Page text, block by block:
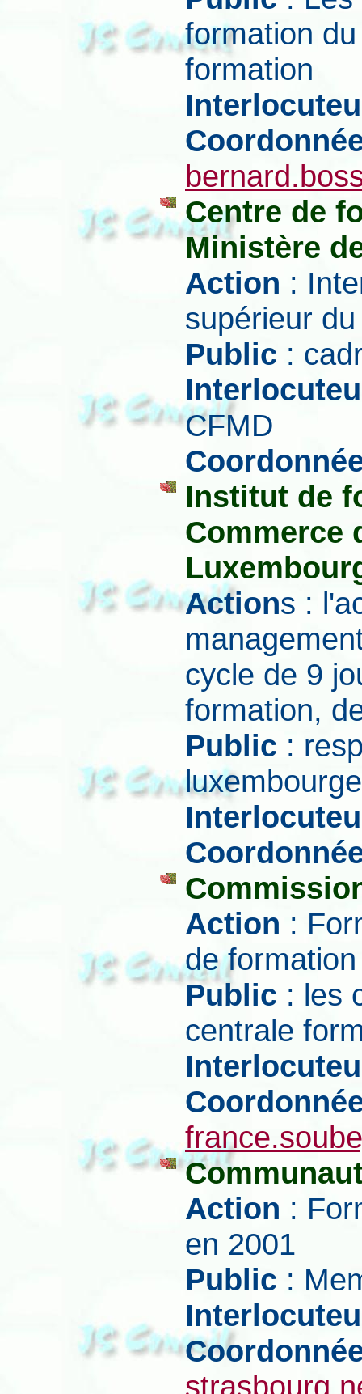
formation
formation
Centre de
Ministère
Action :
supérieur
Public :
CFMD
Institut de
Commerce
Actions :
cycle de 9
formation,
Public :
Action :
de
Public : les
centrale
Action :
en 2001
Public :